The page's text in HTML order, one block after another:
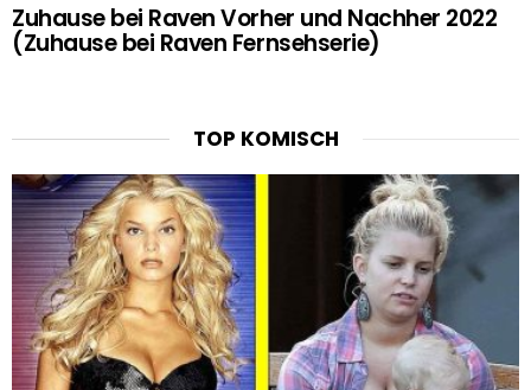
Zuhause bei Raven Vorher und Nachher 2022
(Zuhause bei Raven Fernsehserie)
TOP KOMISCH